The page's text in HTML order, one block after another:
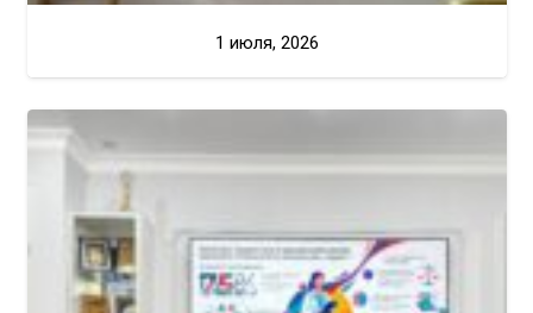
1 июля, 2026